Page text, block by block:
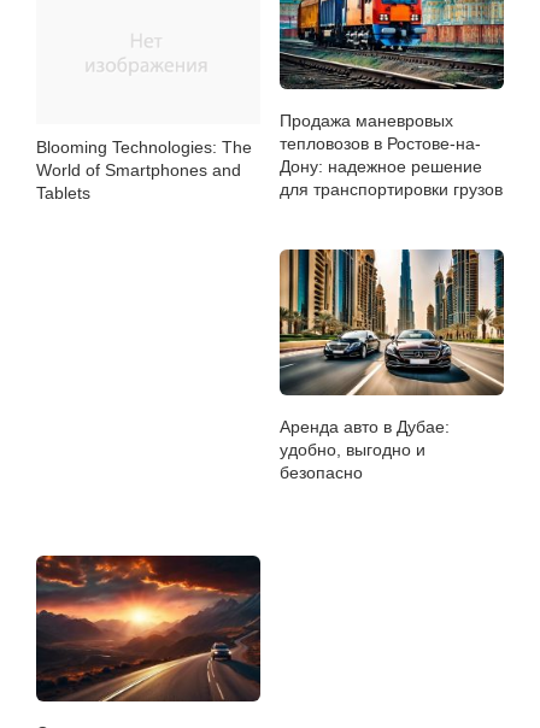
Blooming Technologies: The
World of Smartphones and
Tablets
Продажа маневровых
тепловозов в Ростове-на-
Дону: надежное решение
для транспортировки грузов
Аренда авто в Дубае:
удобно, выгодно и
безопасно